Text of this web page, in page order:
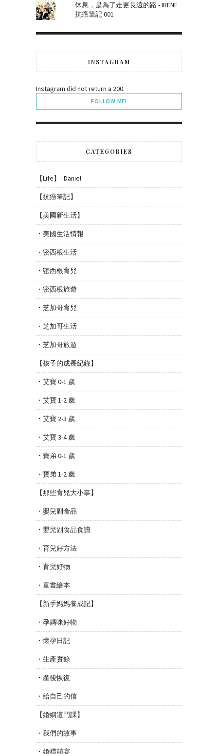
休息，是為了走更長遠的路 - IRENE
抗癌筆記 001
INSTAGRAM
Instagram did not return a 200.
FOLLOW ME!
CATEGORIES
【Life】- Daniel
【抗癌筆記】
【美國新生活】
・美國生活情報
・密西根生活
・密西根育兒
・密西根旅遊
・芝加哥育兒
・芝加哥生活
・芝加哥旅遊
【孩子的成長紀錄】
・艾寶 0-1 歲
・艾寶 1-2 歲
・艾寶 2-3 歲
・艾寶 3-4 歲
・寶弟 0-1 歲
・寶弟 1-2 歲
【那些育兒大小事】
・嬰兒副食品
・嬰兒副食品食譜
・育兒好方法
・育兒好物
・童書繪本
【新手媽媽養成記】
・孕媽咪好物
・懷孕日記
・生產實錄
・產後恢復
・給自己的信
【婚姻這門課】
・我們的故事
・婚禮囍宴